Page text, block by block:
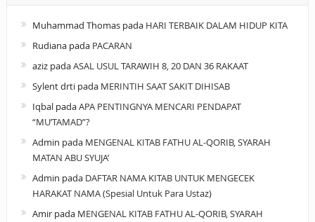
Muhammad Thomaspada HARI TERBAIK DALAM HIDUP KITA
Rudianapada PACARAN
azizpadaASAL USUL TARAWIH 8, 20 DAN 36 RAKAAT
Sylent drtipada MERINTIH SAAT SAKIT DIHISAB
IqbalpadaAPA PENTINGNYA MENCARI PENDAPAT
“MU’TAMAD”?
Admin pada MENGENAL KITAB FATHU AL-QORIB, SYARAH
MATAN ABU SYUJA’
Admin pada DAFTAR NAMA KITAB UNTUK MENGECEK
HARAKAT NAMA (Spesial Untuk Para Ustaz)
Amirpada MENGENAL KITAB FATHU AL-QORIB, SYARAH